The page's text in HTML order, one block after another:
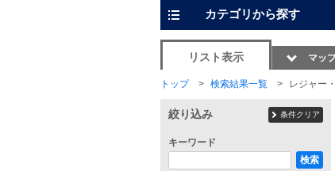
カテゴリから探す
リスト表示 マッ
トップ 検索結果一覧 レジャー
絞り込み 条件クリア
キーワード
検索